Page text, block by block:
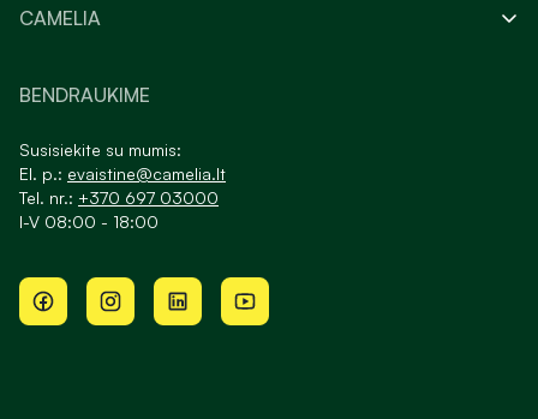
CAMELIA
BENDRAUKIME
Susisiekite su mumis:
El. p.: evaistine@camelia.lt
Tel. nr.: +370 697 03000
I-V 08:00 - 18:00